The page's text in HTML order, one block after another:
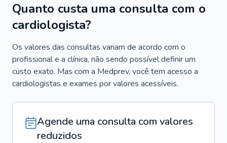
Quanto custa uma consulta com o
cardiologista?
Os valores das consultas variam de acordo com o
profissional e a clínica, não sendo possível definir um
custo exato. Mas com a Medprev, você tem acesso a
cardiologistas e exames por valores acessíveis.
Agende uma consulta com valores
reduzidos